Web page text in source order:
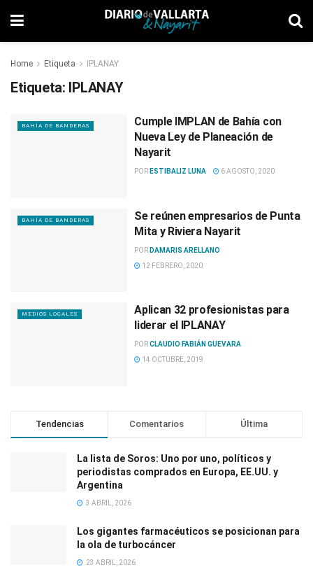
Home Etiqueta IPLANAY
Etiqueta: IPLANAY
BAHÍA DE BANDERAS
Cumple IMPLAN de Bahía con
Nueva Ley de Planeación de
Nayarit
POR ESTIBALIZ LUNA 6 AGOSTO, 2020
BAHÍA DE BANDERAS
Se reúnen empresarios de Punta
Mita y Riviera Nayarit
POR DAMARIS ARELLANO
12 FEBRERO, 2020
MEDIOS LOCALES
Aplican 32 profesionistas para
liderar el IPLANAY
PORCLAUDIO FABIÁN GUEVARA
14 OCTUBRE, 2019
Tendencias Comentarios Última
La lista de Soros: Uno por uno, políticos y
periodistas comprados en Europa, EE.UU. y
Argentina
3 ABRIL, 2026
Los gigantes farmacéuticos se posicionan para
la ola de turbocáncer
23 ABRIL, 2026